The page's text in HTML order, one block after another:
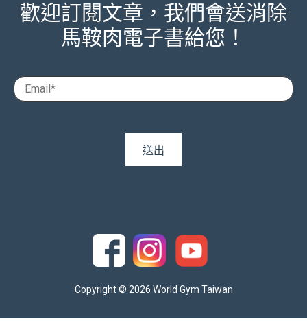
歡迎訂閱文章，我們會送消除
馬鞍肉電子書給您！
Copyright © 2026 World Gym Taiwan